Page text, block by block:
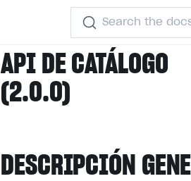
Search the
API DE CATÁLOGO
(2.0.0)
DESCRIPCIÓN